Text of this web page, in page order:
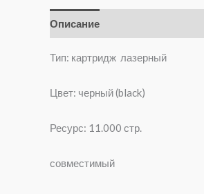
Описание
Тип: картридж лазерный
Цвет: черный (black)
Ресурс: 11.000 стр.
совместимый